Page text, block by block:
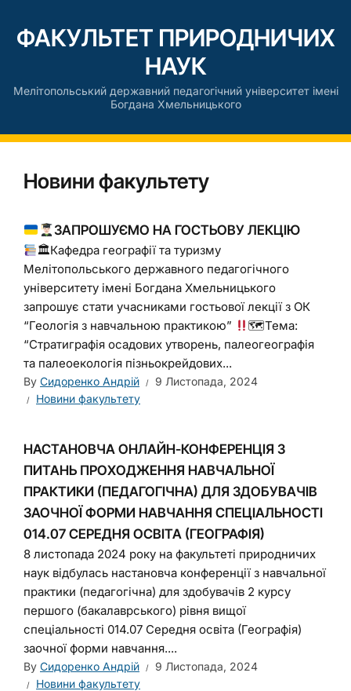
ФАКУЛЬТЕТ ПРИРОДНИЧИХ
НАУК
Мелітопольський державний педагогічний університет імені
Богдана Хмельницького
Новини факультету
ЗАПРОШУЄМО НА ГОСТЬОВУ ЛЕКЦІЮ
🏛Кафедра географії та туризму
Мелітопольського державного педагогічного
університету імені Богдана Хмельницького
запрошує стати учасниками гостьової лекції з ОК
“Геологія з навчальною практикою”
🗺Тема:
“Стратиграфія осадових утворень, палеогеографія
та палеоекологія пізньокрейдових...
By Сидоренко Андрій
9 Листопада, 2024
Новини факультету
НАСТАНОВЧА ОНЛАЙН-КОНФЕРЕНЦІЯ З
ПИТАНЬ ПРОХОДЖЕННЯ НАВЧАЛЬНОЇ
ПРАКТИКИ (ПЕДАГОГІЧНА) ДЛЯ ЗДОБУВАЧІВ
ЗАОЧНОЇ ФОРМИ НАВЧАННЯ СПЕЦІАЛЬНОСТІ
014.07 СЕРЕДНЯ ОСВІТА (ГЕОГРАФІЯ)
8 листопада 2024 року на факультеті природничих
наук відбулась настановча конференції з навчальної
практики (педагогічна) для здобувачів 2 курсу
першого (бакалаврського) рівня вищої
спеціальності 014.07 Середня освіта (Географія)
заочної форми навчання....
By Сидоренко Андрій
9 Листопада, 2024
Новини факультету